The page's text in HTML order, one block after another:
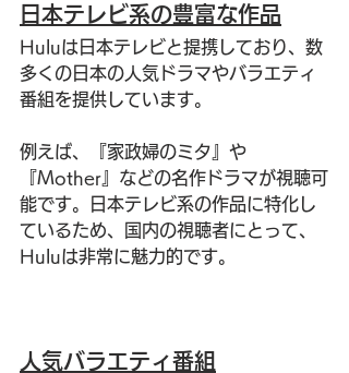
日本テレビ系の豊富な作品
Huluは日本テレビと提携しており、数
多くの日本の人気ドラマやバラエティ
番組を提供しています。
例えば、『家政婦のミタ』や
『Mother』などの名作ドラマが視聴可
能です。日本テレビ系の作品に特化し
ているため、国内の視聴者にとって、
Huluは非常に魅力的です。
人気バラエティ番組